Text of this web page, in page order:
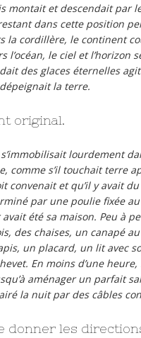
montait et descendait par
dans cette position
la cordillère, le continent
l’océan, le ciel et
des glaces éternelles
la terre.
original.
lourdement
comme s’il touchait terre
convenait et qu’il y avait
par une poulie fixée
été sa maison. Peu à
des chaises, un canapé
un placard, un lit avec
En moins d’une
aménager un parfait
la nuit par des câbles
donner les